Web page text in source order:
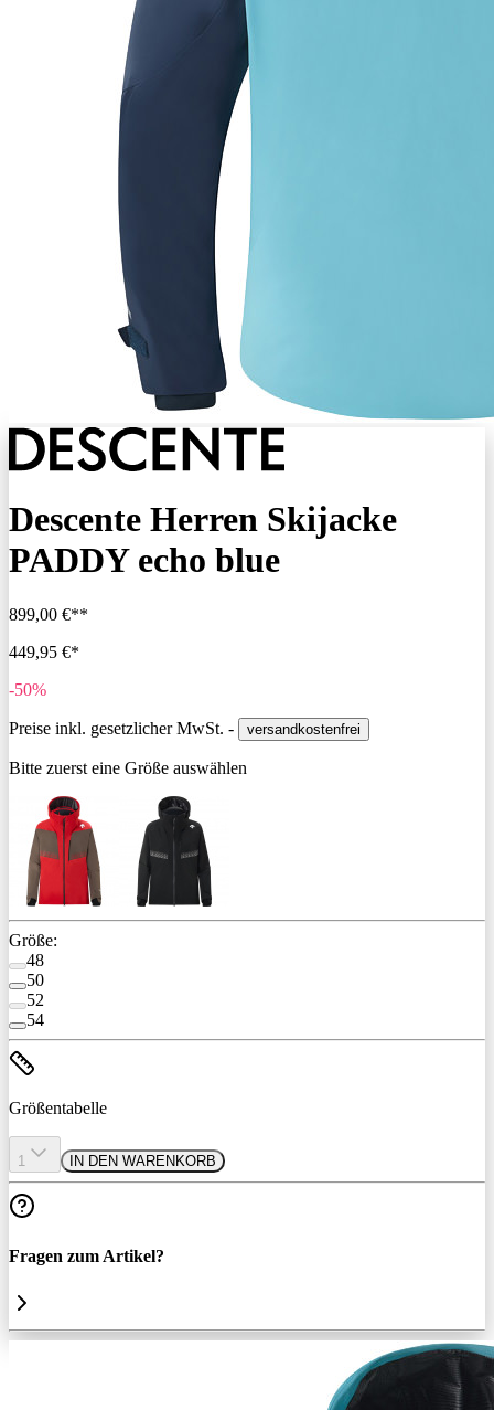
Descente Herren Skijacke
PADDY echo blue
899,00 €**
449,95 €*
-50%
Preise inkl. gesetzlicher MwSt. - versandkostenfrei
Bitte zuerst eine Größe auswählen
Größe:
48
50
52
54
Größentabelle
1 IN DEN WARENKORB
Fragen zum Artikel?